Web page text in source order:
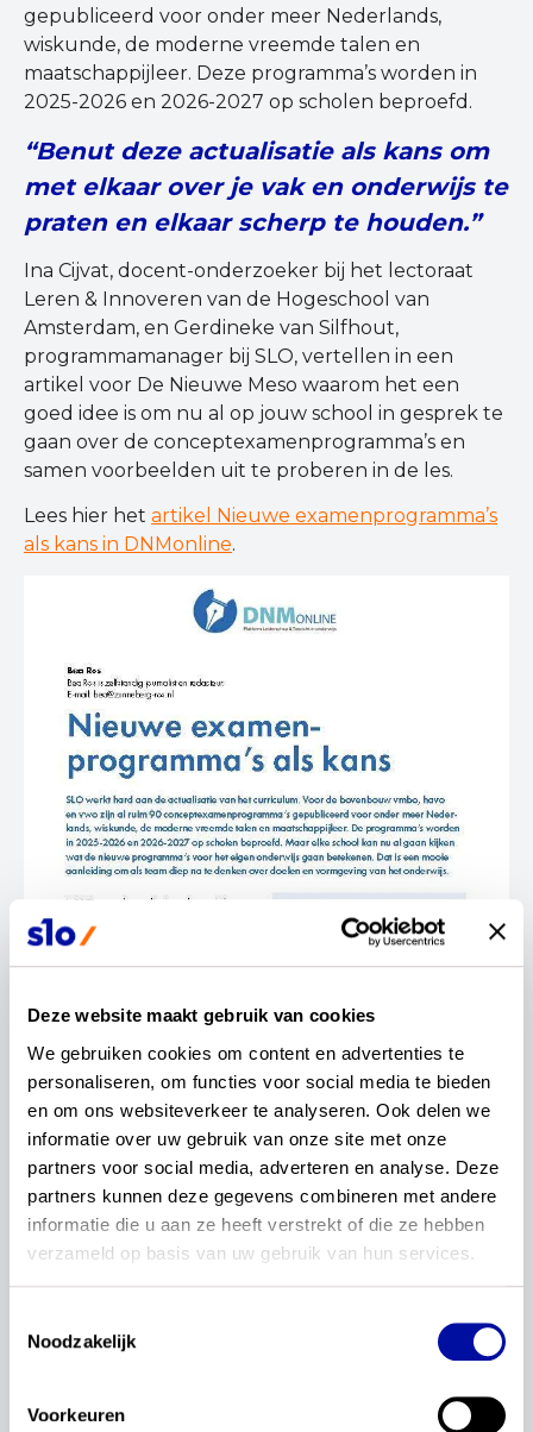
Deze website maakt gebruik van cookies
We gebruiken cookies om content en advertenties te
personaliseren, om functies voor social media te bieden
en om ons websiteverkeer te analyseren. Ook delen we
informatie over uw gebruik van onze site met onze
partners voor social media, adverteren en analyse. Deze
partners kunnen deze gegevens combineren met andere
informatie die u aan ze heeft verstrekt of die ze hebben
verzameld op basis van uw gebruik van hun services.
Noodzakelijk
Voorkeuren
gepubliceerd voor onder meer Nederlands,
wiskunde, de moderne vreemde talen en
maatschappijleer. Deze programma’s worden in
2025-2026 en 2026-2027 op scholen beproefd.
“Benut deze actualisatie als kans om
met elkaar over je vak en onderwijs te
praten en elkaar scherp te houden.”
Ina Cijvat, docent-onderzoeker bij het lectoraat
Leren & Innoveren van de Hogeschool van
Amsterdam, en Gerdineke van Silfhout,
programmamanager bij SLO, vertellen in een
artikel voor De Nieuwe Meso waarom het een
goed idee is om nu al op jouw school in gesprek te
gaan over de conceptexamenprogramma’s en
samen voorbeelden uit te proberen in de les.
Lees hier het artikel Nieuwe examenprogramma’s
als kans in DNMonline.
wil je dit delen?